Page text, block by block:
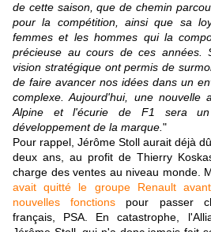
de cette saison, que de chemin
pour la compétition, ainsi que sa
femmes et les hommes qui la
précieuse au cours de ces années.
vision stratégique ont permis de
de faire avancer nos idées dans un
complexe. Aujourd'hui, une nouvelle
Alpine et l'écurie de F1 sera
développement de la marque. "
Pour rappel, Jérôme Stoll aurait déjà
deux ans, au profit de Thierry
charge des ventes au niveau monde.
avait quitté le groupe Renault
nouvelles fonctions pour passer
français, PSA. En catastrophe,